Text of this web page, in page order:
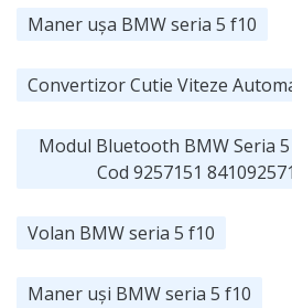
Maner ușa BMW seria 5 f10
Convertizor Cutie Viteze
Modul Bluetooth BMW Seria 5
Cod 9257151
Volan BMW seria 5 f10
Maner uși BMW seria 5 f10